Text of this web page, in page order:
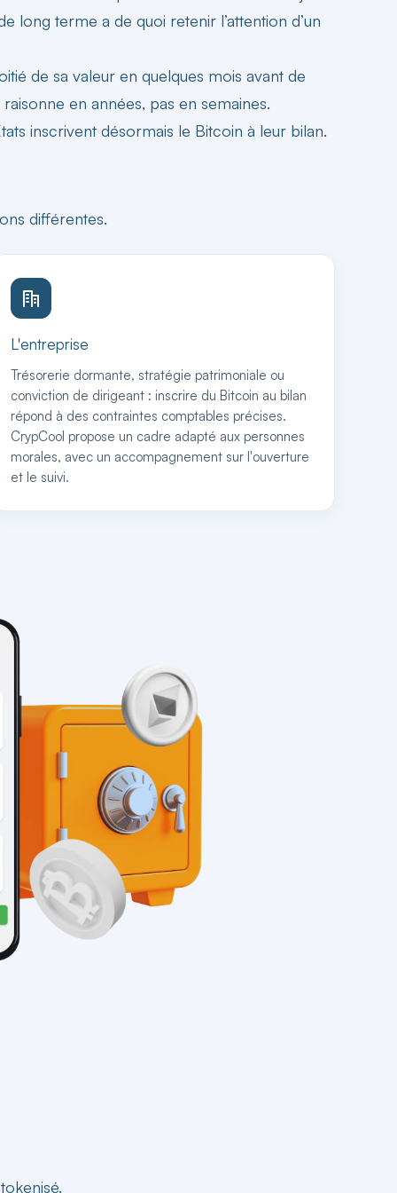
long terme a de quoi retenir l’attention d’un
de sa valeur en quelques mois avant de
en années, pas en semaines.
inscrivent désormais le Bitcoin à leur bilan.
différentes.
L'entreprise
Trésorerie dormante, stratégie patrimoniale ou
conviction de dirigeant : inscrire du Bitcoin au bilan
répond à des contraintes comptables précises.
CrypCool propose un cadre adapté aux personnes
morales, avec un accompagnement sur l'ouverture
et le suivi.